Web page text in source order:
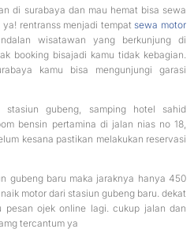
di surabaya dan mau hemat bisa sewa
rentranss menjadi tempat sewa motor
wisatawan yang berkunjung di
booking bisajadi kamu tidak kebagian.
kamu bisa mengunjungi garasi
stasiun gubeng, samping hotel sahid
bensin pertamina di jalan nias no 18,
kesana pastikan melakukan reservasi
gubeng baru maka jaraknya hanya 450
motor dari stasiun gubeng baru. dekat
ojek online lagi. cukup jalan dan
tercantum ya